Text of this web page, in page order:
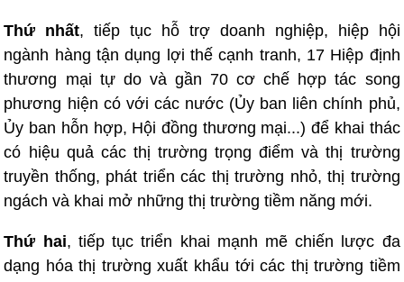
Thứ nhất, tiếp tục hỗ trợ doanh nghiệp, hiệp hội
ngành hàng tận dụng lợi thế cạnh tranh, 17 Hiệp định
thương mại tự do và gần 70 cơ chế hợp tác song
phương hiện có với các nước (Ủy ban liên chính phủ,
Ủy ban hỗn hợp, Hội đồng thương mại...) để khai thác
có hiệu quả các thị trường trọng điểm và thị trường
truyền thống, phát triển các thị trường nhỏ, thị trường
ngách và khai mở những thị trường tiềm năng mới.
Thứ hai, tiếp tục triển khai mạnh mẽ chiến lược đa
dạng hóa thị trường xuất khẩu tới các thị trường tiềm